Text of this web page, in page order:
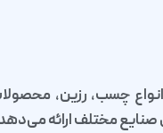
چسب، رزین،
مختلف ارائه